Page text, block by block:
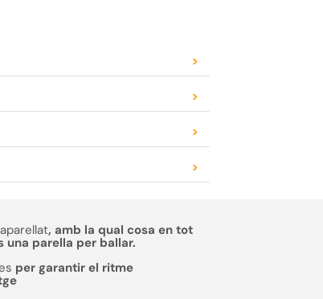
>
>
>
>
, amb la qual cosa en tot
una parella per ballar.
per garantir el ritme